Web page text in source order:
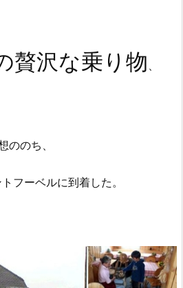
贅沢な乗り物
ののち、
フーベルに到着した。